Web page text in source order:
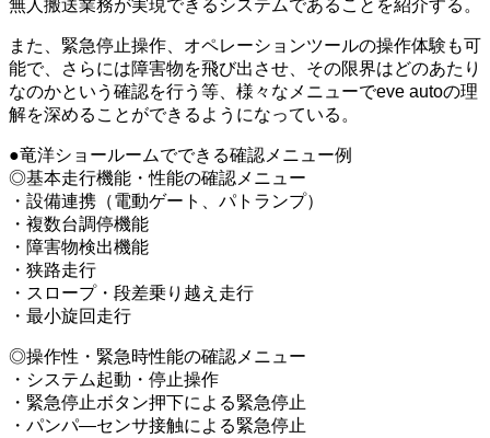
無人搬送業務が実現できるシステムであることを紹介する。
また、緊急停止操作、オペレーションツールの操作体験も可
能で、さらには障害物を飛び出させ、その限界はどのあたり
なのかという確認を行う等、様々なメニューでeve autoの理
解を深めることができるようになっている。
●竜洋ショールームでできる確認メニュー例
◎基本走行機能・性能の確認メニュー
・設備連携（電動ゲート、パトランプ）
・複数台調停機能
・障害物検出機能
・狭路走行
・スロープ・段差乗り越え走行
・最小旋回走行
◎操作性・緊急時性能の確認メニュー
・システム起動・停止操作
・緊急停止ボタン押下による緊急停止
・パンパ―センサ接触による緊急停止